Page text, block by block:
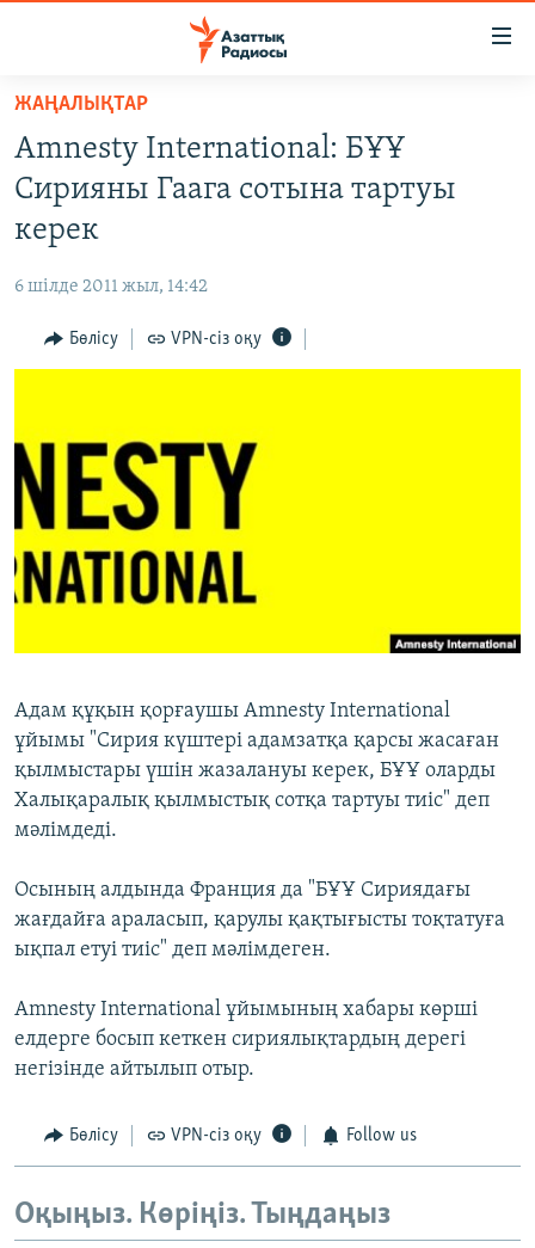
Skip
main
content
to
main
to
AZATTYQTV
АДАМ ҚҰҚЫҚТАРЫ
ӘЛЕУМЕТ
Русский
ЖАЗЫЛЫҢЫЗ
ЖАҢАЛЫҚТАР
Amnesty International: БҰҰ
Сирияны Гаага сотына тартуы
керек
6 шілде 2011 жыл, 14:42
Бөлісу VPN-сіз оқу
Адам құқын қорғаушы Amnesty International
ұйымы "Сирия күштері адамзатқа қарсы жасаған
қылмыстары үшін жазалануы керек, БҰҰ оларды
Халықаралық қылмыстық сотқа тартуы тиіс" деп
мәлімдеді.
Осының алдында Франция да "БҰҰ Сириядағы
жағдайға араласып, қарулы қақтығысты тоқтатуға
ықпал етуі тиіс" деп мәлімдеген.
Amnesty International ұйымының хабары көрші
елдерге босып кеткен сириялықтардың дерегі
негізінде айтылып отыр.
Бөлісу VPN-сіз оқу Follow us
Оқыңыз. Көріңіз. Тыңдаңыз